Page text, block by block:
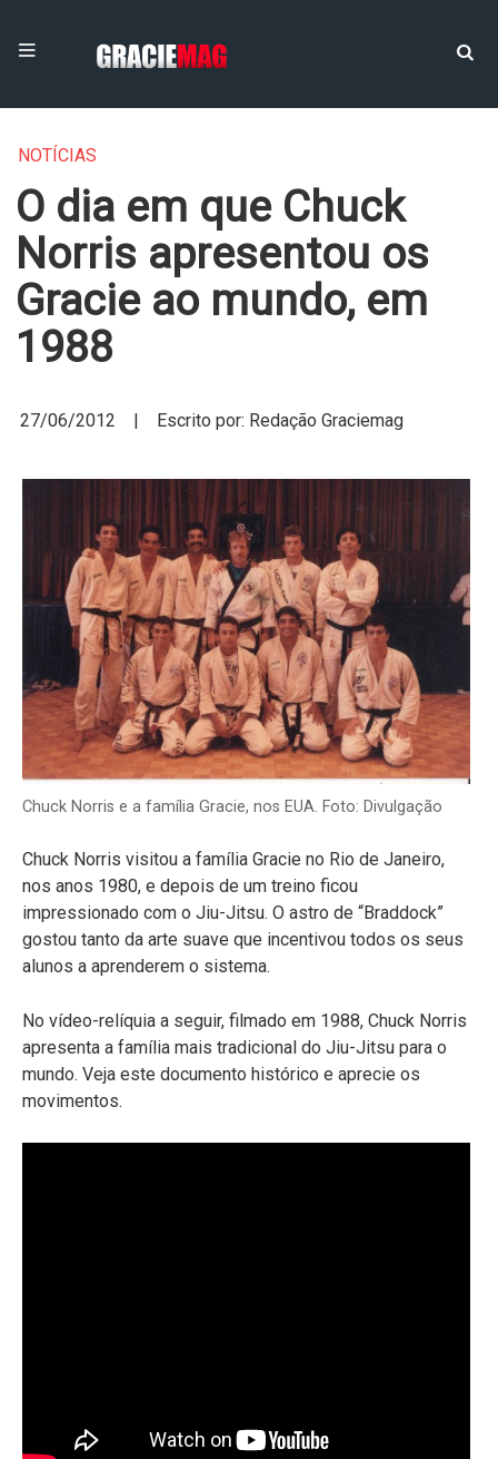
NOTÍCIAS
O dia em que Chuck
Norris apresentou os
Gracie ao mundo, em
27/06/2012 | Escrito por: Redação Graciemag
Chuck Norris e a família Gracie, nos EUA. Foto: Divulgação
Chuck Norris visitou a família Gracie no Rio de Janeiro,
nos anos 1980, e depois de um treino ficou
impressionado com o Jiu-Jitsu. O astro de “Braddock”
gostou tanto da arte suave que incentivou todos os seus
alunos a aprenderem o sistema.
No vídeo-relíquia a seguir, filmado em 1988, Chuck Norris
apresenta a família mais tradicional do Jiu-Jitsu para o
mundo. Veja este documento histórico e aprecie os
movimentos.